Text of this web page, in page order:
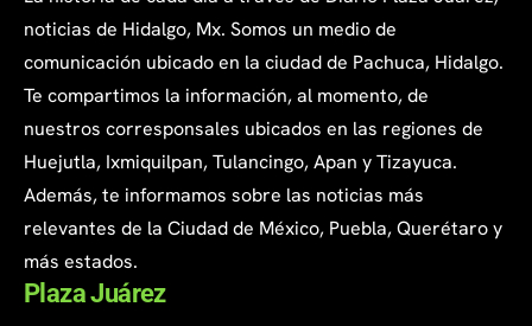
noticias de Hidalgo, Mx. Somos un medio de
comunicación ubicado en la ciudad de Pachuca, Hidalgo.
Te compartimos la información, al momento, de
nuestros corresponsales ubicados en las regiones de
Huejutla, Ixmiquilpan, Tulancingo, Apan y Tizayuca.
Además, te informamos sobre las noticias más
relevantes de la Ciudad de México, Puebla, Querétaro y
más estados.
Plaza Juárez